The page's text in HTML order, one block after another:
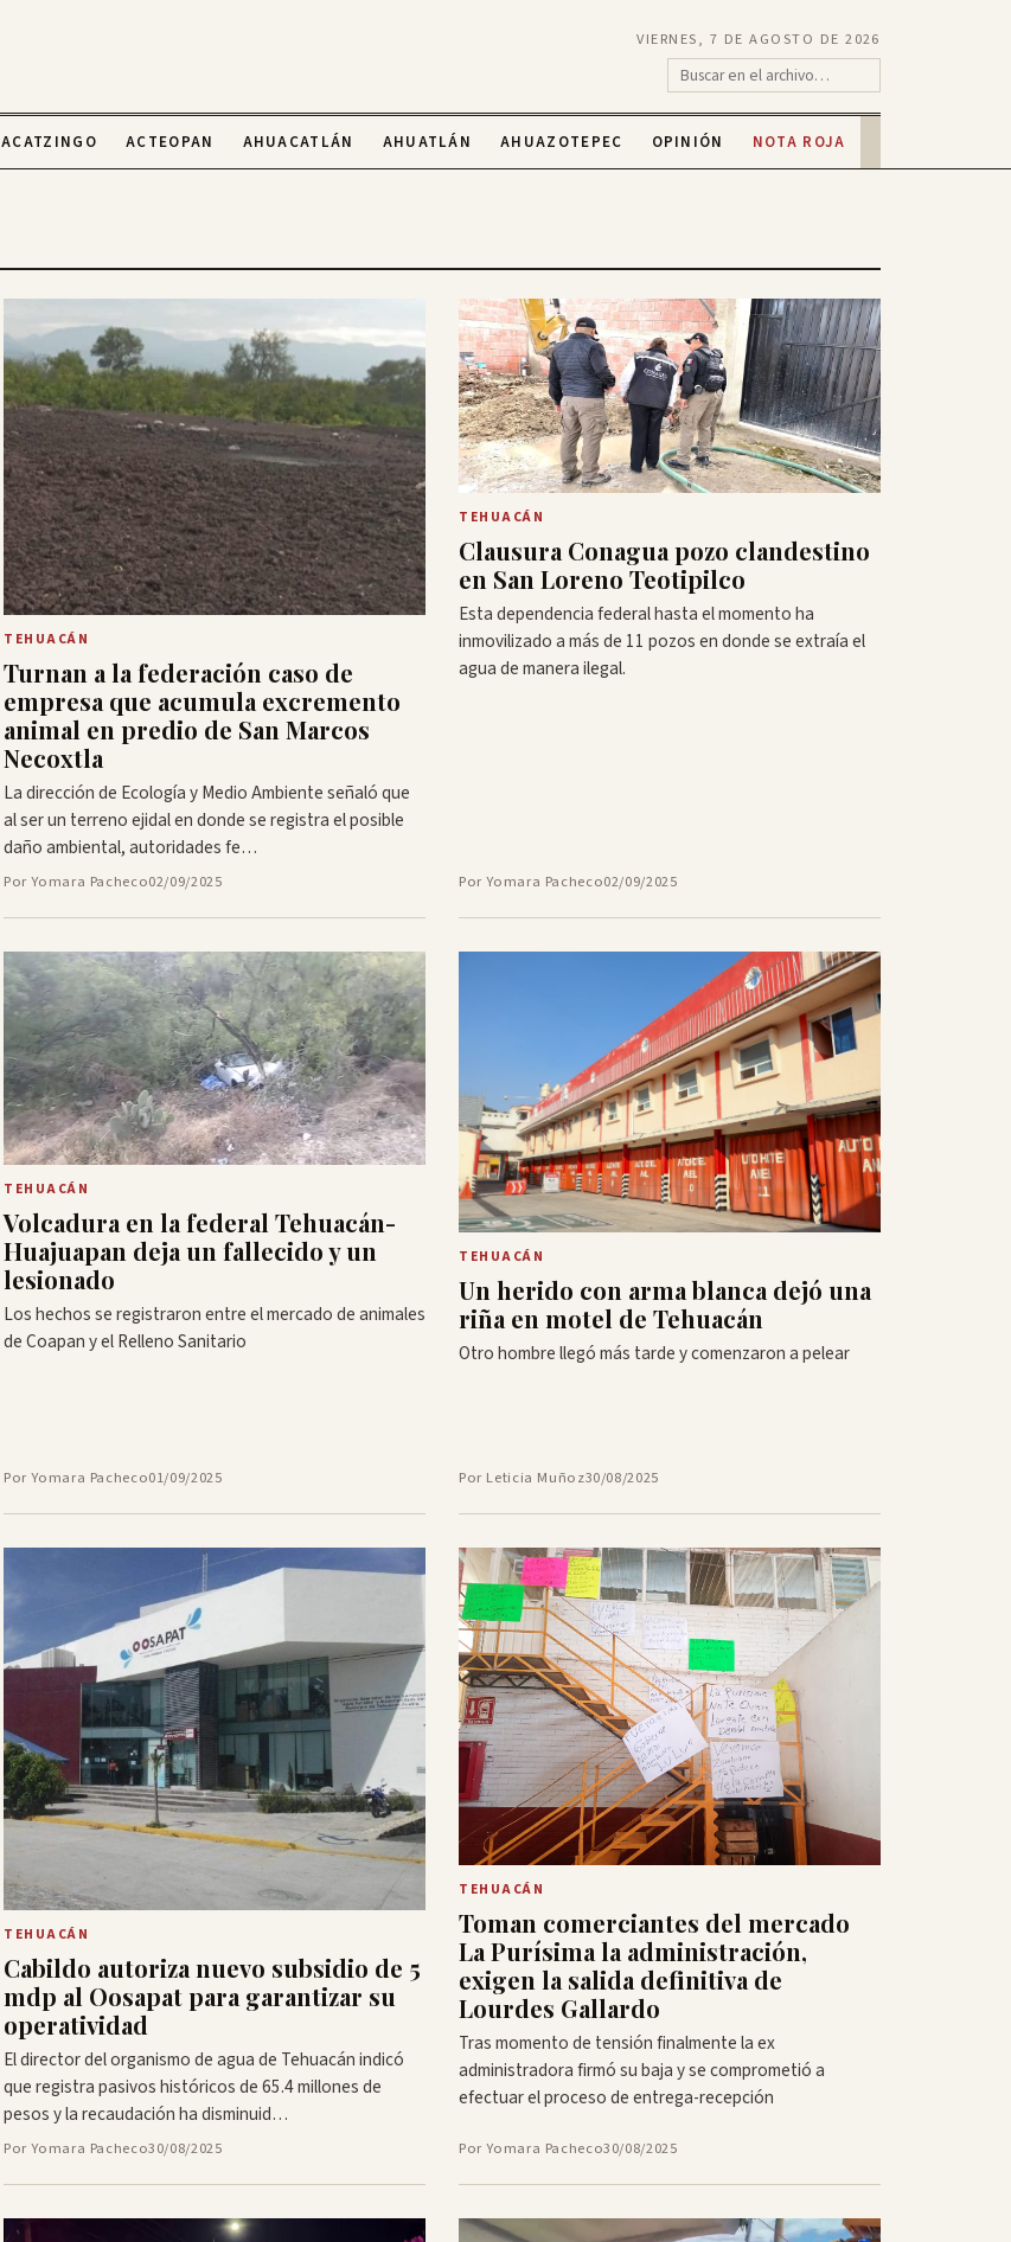
VIERNES, 7 DE AGOSTO DE 2026
ACATZINGO ACTEOPAN AHUACATLÁN AHUATLÁN AHUAZOTEPEC OPINIÓN NOTA ROJA
TEHUACÁN
Turnan a la federación caso de
empresa que acumula excremento
animal en predio de San Marcos
Necoxtla
La dirección de Ecología y Medio Ambiente señaló que
al ser un terreno ejidal en donde se registra el posible
daño ambiental, autoridades fe…
Por Yomara Pacheco02/09/2025
TEHUACÁN
Clausura Conagua pozo clandestino
en San Loreno Teotipilco
Esta dependencia federal hasta el momento ha
inmovilizado a más de 11 pozos en donde se extraía el
agua de manera ilegal.
Por Yomara Pacheco02/09/2025
TEHUACÁN
Volcadura en la federal Tehuacán-
Huajuapan deja un fallecido y un
lesionado
Los hechos se registraron entre el mercado de animales
de Coapan y el Relleno Sanitario
Por Yomara Pacheco01/09/2025
TEHUACÁN
Un herido con arma blanca dejó una
riña en motel de Tehuacán
Otro hombre llegó más tarde y comenzaron a pelear
Por Leticia Muñoz30/08/2025
TEHUACÁN
Cabildo autoriza nuevo subsidio de 5
mdp al Oosapat para garantizar su
operatividad
El director del organismo de agua de Tehuacán indicó
que registra pasivos históricos de 65.4 millones de
pesos y la recaudación ha disminuid…
Por Yomara Pacheco30/08/2025
TEHUACÁN
Toman comerciantes del mercado
La Purísima la administración,
exigen la salida definitiva de
Lourdes Gallardo
Tras momento de tensión finalmente la ex
administradora firmó su baja y se comprometió a
efectuar el proceso de entrega-recepción
Por Yomara Pacheco30/08/2025